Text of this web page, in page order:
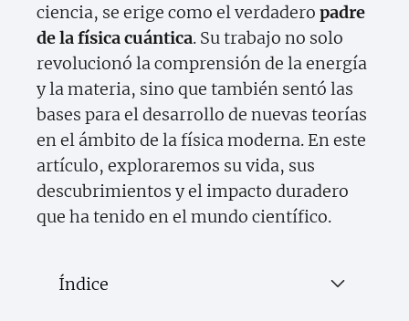
ciencia, se erige como el verdadero padre
de la física cuántica. Su trabajo no solo
revolucionó la comprensión de la energía
y la materia, sino que también sentó las
bases para el desarrollo de nuevas teorías
en el ámbito de la física moderna. En este
artículo, exploraremos su vida, sus
descubrimientos y el impacto duradero
que ha tenido en el mundo científico.
Índice